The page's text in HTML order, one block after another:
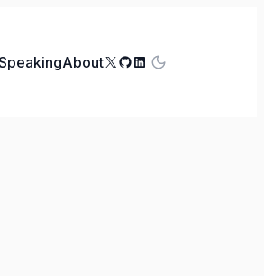
AboutX GitHub
LinkedIn